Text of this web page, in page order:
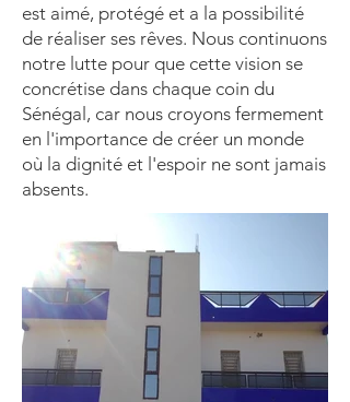
est aimé, protégé et a la possibilité
de réaliser ses rêves. Nous continuons
notre lutte pour que cette vision se
concrétise dans chaque coin du
Sénégal, car nous croyons fermement
en l'importance de créer un monde
où la dignité et l'espoir ne sont jamais
absents.